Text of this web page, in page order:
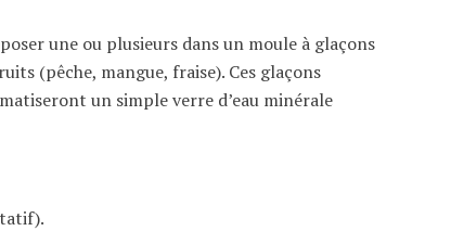
une ou plusieurs dans un moule à glaçons
(pêche, mangue, fraise). Ces glaçons
un simple verre d’eau minérale